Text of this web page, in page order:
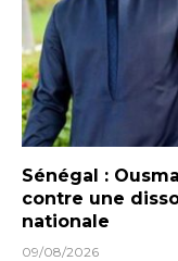
Sénégal :
contre une
nationale
09/08/2026